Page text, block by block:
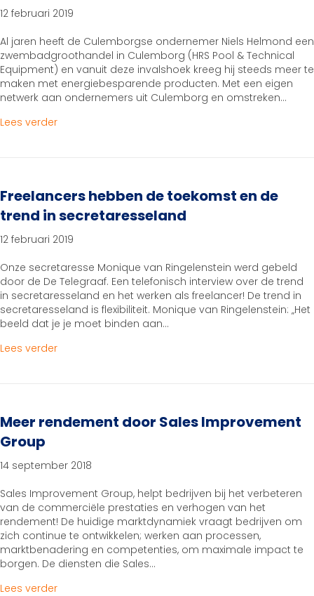
12 februari 2019
Al jaren heeft de Culemborgse ondernemer Niels Helmond een
zwembadgroothandel in Culemborg (HRS Pool & Technical
Equipment) en vanuit deze invalshoek kreeg hij steeds meer te
maken met energiebesparende producten. Met een eigen
netwerk aan ondernemers uit Culemborg en omstreken…
Lees verderabout Energie BesparingsExpert
Freelancers hebben de toekomst en de
trend in secretaresseland
12 februari 2019
Onze secretaresse Monique van Ringelenstein werd gebeld
door de De Telegraaf. Een telefonisch interview over de trend
in secretaresseland en het werken als freelancer! De trend in
secretaresseland is flexibiliteit. Monique van Ringelenstein: „Het
beeld dat je je moet binden aan…
Lees verderabout Freelancers hebben de toekomst en de
Meer rendement door Sales Improvement
Group
14 september 2018
Sales Improvement Group, helpt bedrijven bij het verbeteren
van de commerciële prestaties en verhogen van het
rendement! De huidige marktdynamiek vraagt bedrijven om
zich continue te ontwikkelen; werken aan processen,
marktbenadering en competenties, om maximale impact te
borgen. De diensten die Sales…
Lees verderabout Meer rendement door Sales Improvement